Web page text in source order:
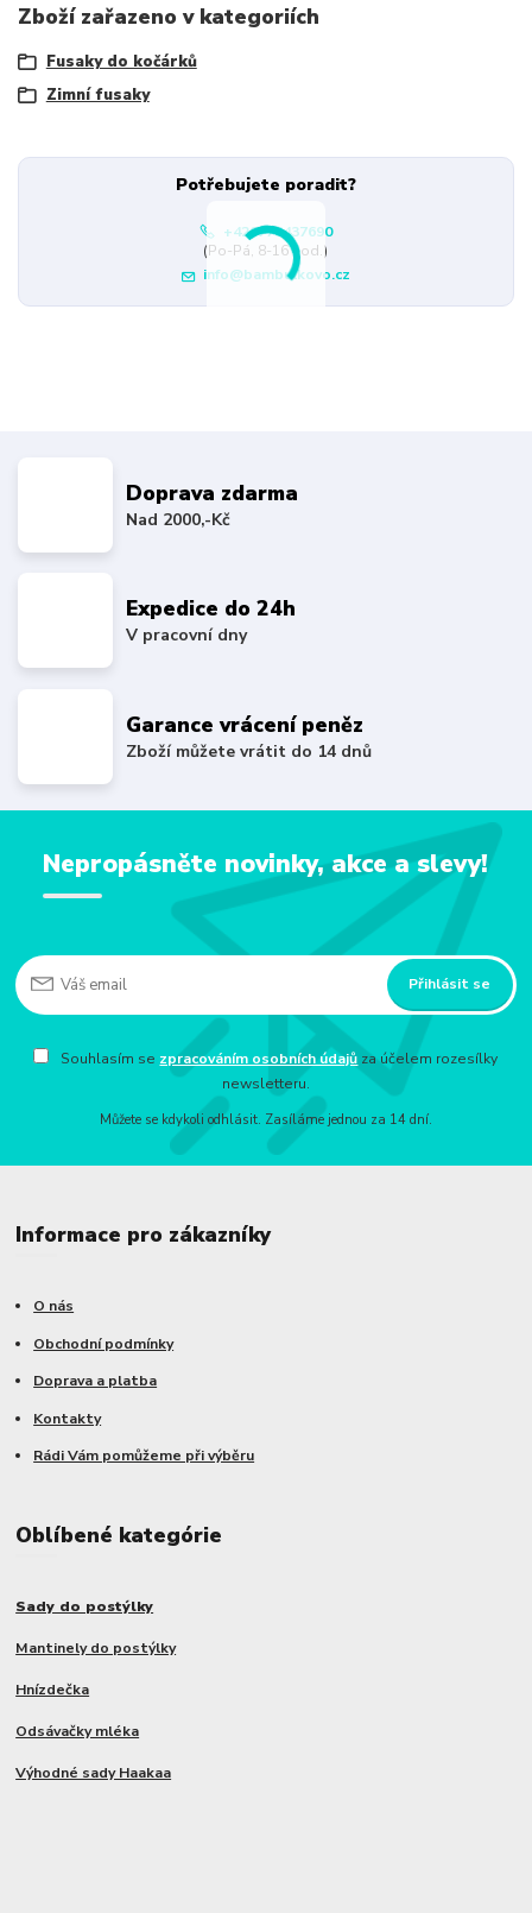
Zboží zařazeno v kategoriích
Fusaky do kočárků
Zimní fusaky
Potřebujete poradit?
+420775437690
(Po-Pá, 8-16 hod.)
info@bambulkovo.cz
Doprava zdarma
Nad 2000,-Kč
Expedice do 24h
V pracovní dny
Garance vrácení peněz
Zboží můžete vrátit do 14 dnů
Nepropásněte novinky, akce a slevy!
Přihlásit se
Souhlasím se zpracováním osobních údajů za účelem rozesílky
newsletteru.
Můžete se kdykoli odhlásit. Zasíláme jednou za 14 dní.
Informace pro zákazníky
O nás
Obchodní podmínky
Doprava a platba
Kontakty
Rádi Vám pomůžeme při výběru
Oblíbené kategórie
Sady do postýlky
Mantinely do postýlky
Hnízdečka
Odsávačky mléka
Výhodné sady Haakaa